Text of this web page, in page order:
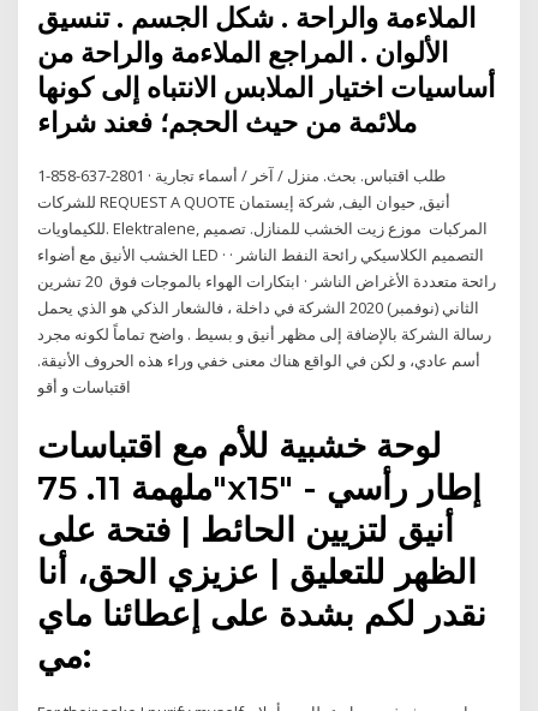
الملاءمة والراحة . شكل الجسم . تنسيق
الألوان . المراجع الملاءمة والراحة من
أساسيات اختيار الملابس الانتباه إلى كونها
ملائمة من حيث الحجم؛ فعند شراء
1-858-637-2801 · طلب اقتباس. بحث. منزل / آخر / أسماء تجارية
للشركات REQUEST A QUOTE أنيق, حيوان اليف, شركة إيستمان
للكيماويات. Elektralene, المركبات موزع زيت الخشب للمنازل. تصميم
الخشب الأنيق مع أضواء LED · التصميم الكلاسيكي رائحة النفط الناشر ·
رائحة متعددة الأغراض الناشر · ابتكارات الهواء بالموجات فوق 20 تشرين
الثاني (نوفمبر) 2020 الشركة في داخلة ، فالشعار الذكي هو الذي يحمل
رسالة الشركة بالإضافة إلى مظهر أنيق و بسيط . واضح تماماً لكونه مجرد
أسم عادي، و لكن في الواقع هناك معنى خفي وراء هذه الحروف الأنيقة.
اقتباسات و أقو
لوحة خشبية للأم مع اقتباسات
ملهمة 11. 75"x15" - إطار رأسي
أنيق لتزيين الحائط | فتحة على
الظهر للتعليق | عزيزي الحق، أنا
نقدر لكم بشدة على إعطائنا ماي
مي: